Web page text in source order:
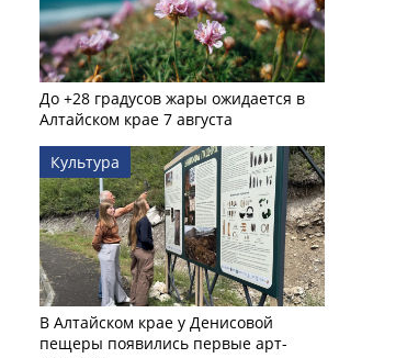
До +28 градусов жары ожидается в
Алтайском крае 7 августа
Культура
В Алтайском крае у Денисовой
пещеры появились первые арт-